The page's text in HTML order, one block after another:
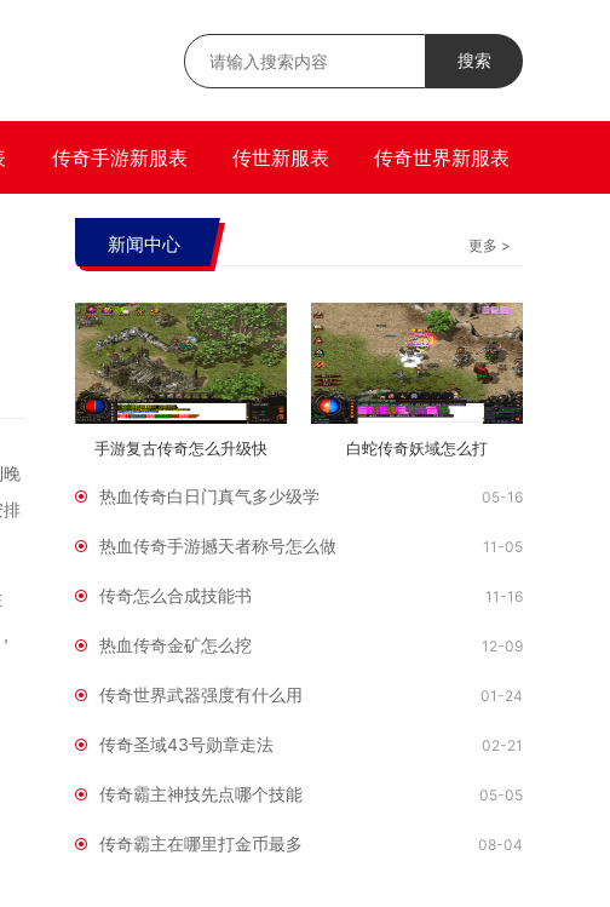
搜索
传奇手游新服表 传世新服表 传奇世界新服表
晚
排
新闻中心 更多 >
手游复古传奇怎么升级快 白蛇传奇妖域怎么打
热血传奇白日门真气多少级学 05-16
热血传奇手游撼天者称号怎么做 11-05
传奇怎么合成技能书 11-16
热血传奇金矿怎么挖 12-09
传奇世界武器强度有什么用 01-24
传奇圣域43号勋章走法 02-21
传奇霸主神技先点哪个技能 05-05
传奇霸主在哪里打金币最多 08-04